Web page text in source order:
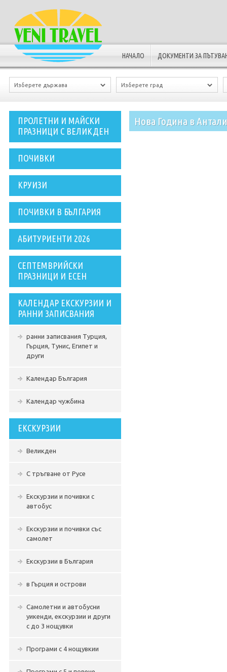
НАЧАЛО ДОКУМЕНТИ ЗА
ПРОЛЕТНИ И МАЙСКИ
ПРАЗНИЦИ С ВЕЛИКДЕН
ПОЧИВКИ
КРУИЗИ
ПОЧИВКИ В БЪЛГАРИЯ
АБИТУРИЕНТИ 2026
СЕПТЕМВРИЙСКИ
ПРАЗНИЦИ И ЕСЕН
КАЛЕНДАР ЕКСКУРЗИИ И
РАННИ ЗАПИСВАНИЯ
ранни записвания Турция,
Гърция, Тунис, Египет и
други
Календар България
Календар чужбина
ЕКСКУРЗИИ
Великден
С тръгване от Русе
Екскурзии и почивки с
автобус
Екскурзии и почивки със
самолет
Екскурзии в България
в Гърция и острови
Самолетни и автобусни
уикенди, екскурзии и други
с до 3 нощувки
Програми с 4 нощувкии
Нова Година в